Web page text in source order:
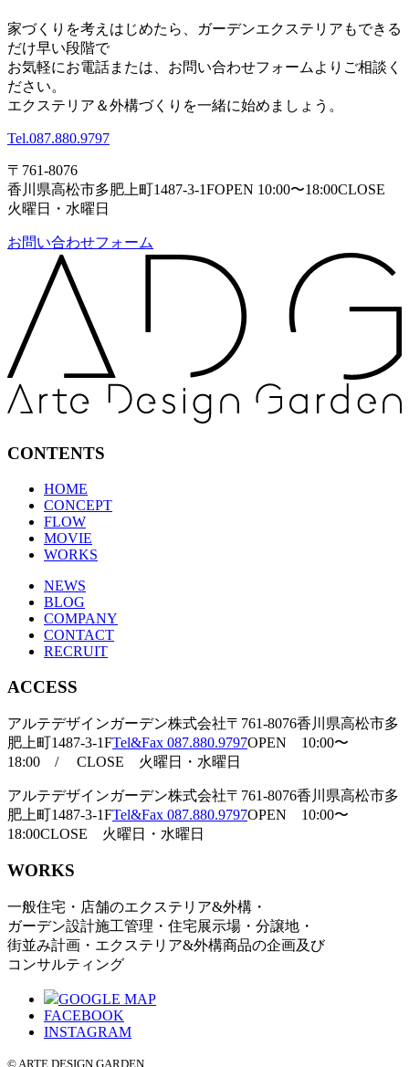
家づくりを考えはじめたら、ガーデンエクステリアもできる
だけ早い段階で
お気軽にお電話または、お問い合わせフォームよりご相談く
ださい。
エクステリア＆外構づくりを一緒に始めましょう。
Tel.087.880.9797
〒761-8076
香川県高松市多肥上町1487-3-1FOPEN 10:00〜18:00CLOSE
火曜日・水曜日
お問い合わせフォーム
CONTENTS
HOME
CONCEPT
FLOW
MOVIE
WORKS
NEWS
BLOG
COMPANY
CONTACT
RECRUIT
ACCESS
アルテデザインガーデン株式会社〒761-8076香川県高松市多
肥上町1487-3-1FTel&Fax 087.880.9797OPEN 10:00〜
18:00 / CLOSE 火曜日・水曜日
アルテデザインガーデン株式会社〒761-8076香川県高松市多
肥上町1487-3-1FTel&Fax 087.880.9797OPEN 10:00〜
18:00CLOSE 火曜日・水曜日
WORKS
一般住宅・店舗のエクステリア&外構・
ガーデン設計施工管理・住宅展示場・分譲地・
街並み計画・エクステリア&外構商品の企画及び
コンサルティング
GOOGLE MAP
FACEBOOK
INSTAGRAM
© ARTE DESIGN GARDEN